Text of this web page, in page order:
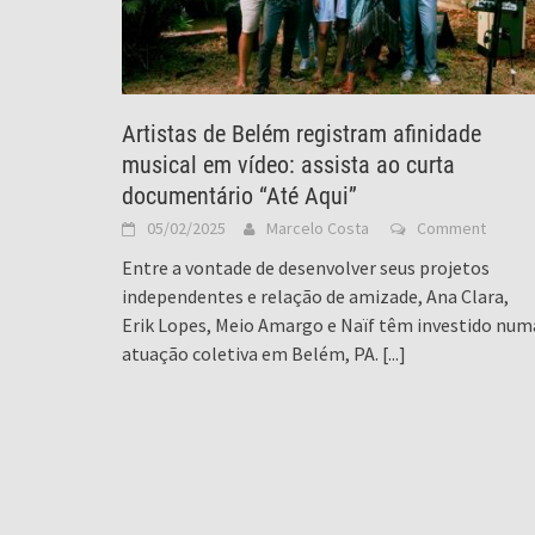
Artistas de Belém registram afinidade
musical em vídeo: assista ao curta
documentário “Até Aqui”
05/02/2025 Marcelo Costa Comment
Entre a vontade de desenvolver seus projetos
independentes e relação de amizade, Ana Clara,
Erik Lopes, Meio Amargo e Naïf têm investido
atuação coletiva em Belém, PA. [...]